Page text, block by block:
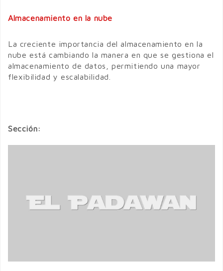
Almacenamiento en la nube
La creciente importancia del almacenamiento en la
nube está cambiando la manera en que se gestiona el
almacenamiento de datos, permitiendo una mayor
flexibilidad y escalabilidad.
Sección: